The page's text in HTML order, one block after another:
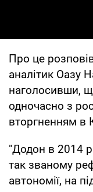
Про це
аналітик Оазу
наголосивши,
одночасно з
вторгненням в
"Додон в 2014
так званому
автономії, на